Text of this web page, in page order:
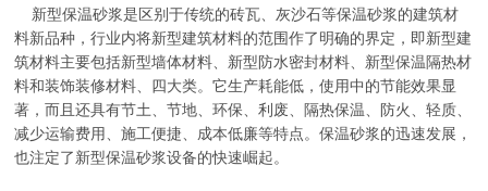
新型保温砂浆是区别于传统的砖瓦、灰沙石等保温砂浆的建筑材
料新品种，行业内将新型建筑材料的范围作了明确的界定，即新型建
筑材料主要包括新型墙体材料、新型防水密封材料、新型保温隔热材
料和装饰装修材料、四大类。它生产耗能低，使用中的节能效果显
著，而且还具有节土、节地、环保、利废、隔热保温、防火、轻质、
减少运输费用、施工便捷、成本低廉等特点。保温砂浆的迅速发展，
也注定了新型保温砂浆设备的快速崛起。